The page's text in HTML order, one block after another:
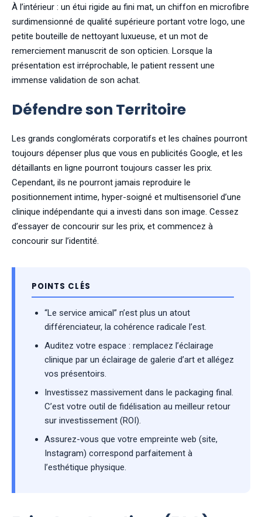
À l’intérieur : un étui rigide au fini mat, un chiffon en microfibre
surdimensionné de qualité supérieure portant votre logo, une
petite bouteille de nettoyant luxueuse, et un mot de
remerciement manuscrit de son opticien. Lorsque la
présentation est irréprochable, le patient ressent une
immense validation de son achat.
Défendre son Territoire
Les grands conglomérats corporatifs et les chaînes pourront
toujours dépenser plus que vous en publicités Google, et les
détaillants en ligne pourront toujours casser les prix.
Cependant, ils ne pourront jamais reproduire le
positionnement intime, hyper-soigné et multisensoriel d’une
clinique indépendante qui a investi dans son image. Cessez
d’essayer de concourir sur les prix, et commencez à
concourir sur l’identité.
POINTS CLÉS
“Le service amical” n’est plus un atout
différenciateur, la cohérence radicale l’est.
Auditez votre espace : remplacez l’éclairage
clinique par un éclairage de galerie d’art et allégez
vos présentoirs.
Investissez massivement dans le packaging final.
C’est votre outil de fidélisation au meilleur retour
sur investissement (ROI).
Assurez-vous que votre empreinte web (site,
Instagram) correspond parfaitement à
l’esthétique physique.